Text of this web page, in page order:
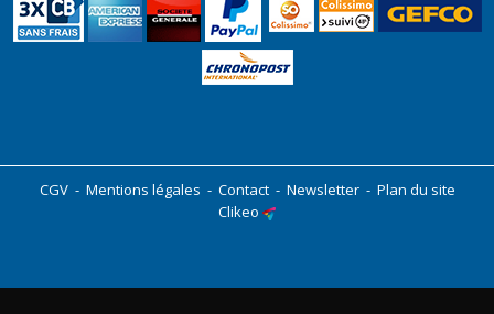
CGV- Mentions légales - Contact- Newsletter- Plan du site
Clikeo